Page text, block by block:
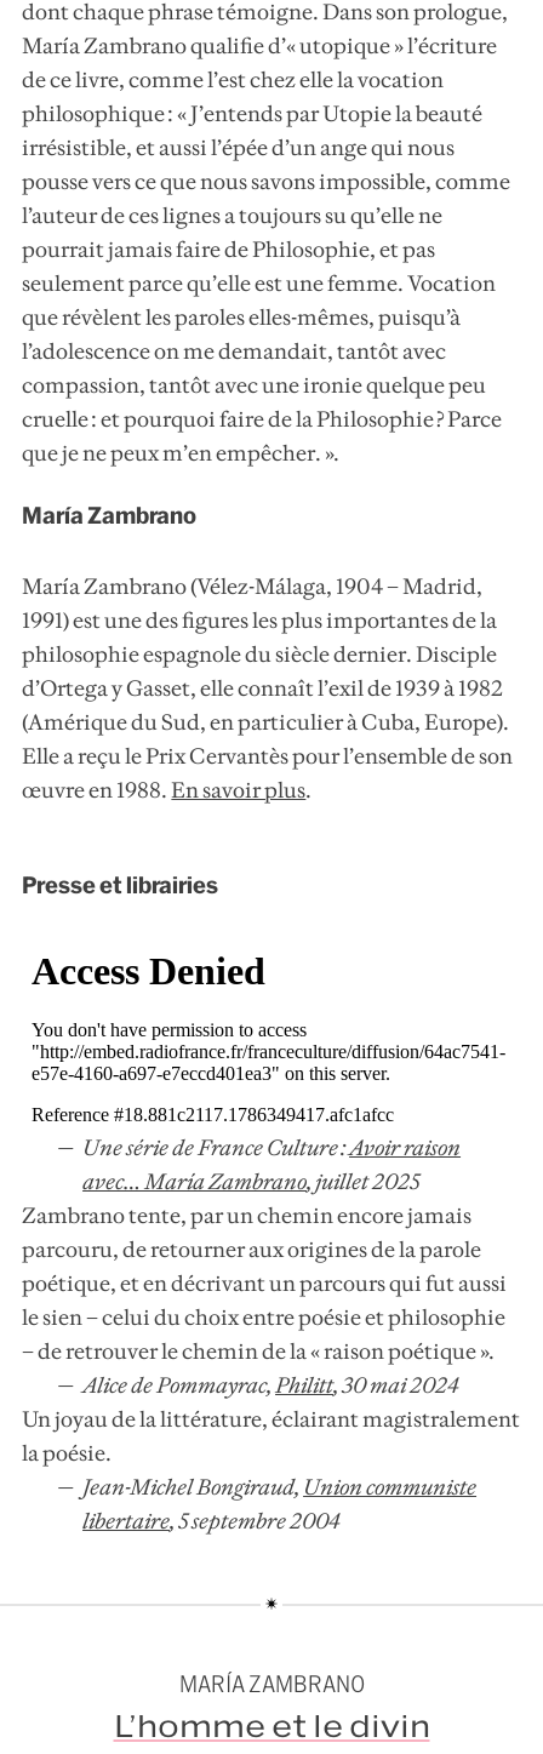
dont chaque phrase témoigne. Dans son prologue,
María Zambrano qualifie d’« utopique » l’écriture
de ce livre, comme l’est chez elle la vocation
philosophique : « J’entends par Utopie la beauté
irrésistible, et aussi l’épée d’un ange qui nous
pousse vers ce que nous savons impossible, comme
l’auteur de ces lignes a toujours su qu’elle ne
pourrait jamais faire de Philosophie, et pas
seulement parce qu’elle est une femme. Vocation
que révèlent les paroles elles-mêmes, puisqu’à
l’adolescence on me demandait, tantôt avec
compassion, tantôt avec une ironie quelque peu
cruelle : et pourquoi faire de la Philosophie ? Parce
que je ne peux m’en empêcher. ».
María Zambrano
María Zambrano (Vélez-Málaga, 1904 – Madrid,
1991) est une des figures les plus importantes de la
philosophie espagnole du siècle dernier. Disciple
d’Ortega y Gasset, elle connaît l’exil de 1939 à 1982
(Amérique du Sud, en particulier à Cuba, Europe).
Elle a reçu le Prix Cervantès pour l’ensemble de son
œuvre en 1988.En savoir plus.
Presse et librairies
Une série de France Culture :Avoir raison
avec… María Zambrano, juillet 2025
Zambrano tente, par un chemin encore jamais
parcouru, de retourner aux origines de la parole
poétique, et en décrivant un parcours qui fut aussi
le sien – celui du choix entre poésie et philosophie
– de retrouver le chemin de la « raison poétique ».
Alice de Pommayrac,Philitt,30 mai 2024
Un joyau de la littérature, éclairant magistralement
la poésie.
Jean-Michel Bongiraud, Union communiste
libertaire,5 septembre 2004
MARÍA ZAMBRANO
L’homme et le divin